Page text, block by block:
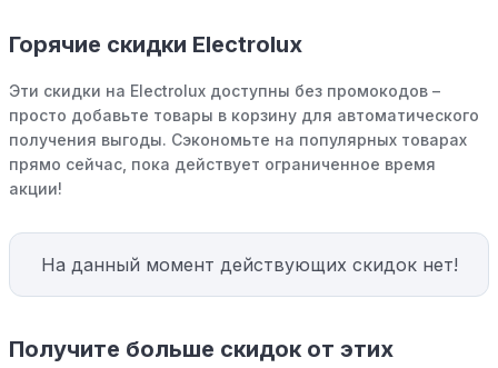
Горячие скидки Electrolux
Эти скидки на Electrolux доступны без промокодов –
просто добавьте товары в корзину для автоматического
получения выгоды. Сэкономьте на популярных товарах
прямо сейчас, пока действует ограниченное время
акции!
На данный момент действующих скидок нет!
Получите больше скидок от этих